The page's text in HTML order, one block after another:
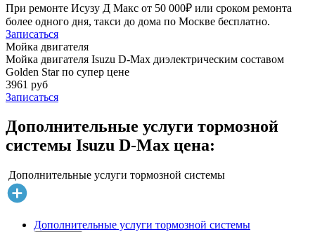
При ремонте Исузу Д Макс от 50 000₽ или сроком ремонта
более одного дня, такси до дома по Москве бесплатно.
Записаться
Мойка двигателя
Мойка двигателя Isuzu D-Max диэлектрическим составом
Golden Star по супер цене
3961 руб
Записаться
Дополнительные услуги тормозной
системы Isuzu D-Max цена:
Дополнительные услуги тормозной системы
Дополнительные услуги тормозной системы